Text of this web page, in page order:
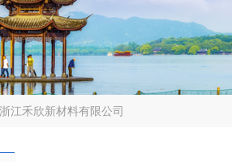
浙江禾欣新材料有限公司